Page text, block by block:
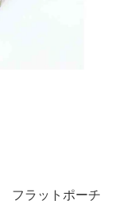
フラットポーチ